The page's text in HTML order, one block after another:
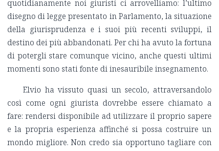
quotidianamente noi giuristi ci arrovelliamo: l’ultimo
disegno di legge presentato in Parlamento, la situazione
della giurisprudenza e i suoi più recenti sviluppi, il
destino dei più abbandonati. Per chi ha avuto la fortuna
di potergli stare comunque vicino, anche questi ultimi
momenti sono stati fonte di inesauribile insegnamento.
Elvio ha vissuto quasi un secolo, attraversandolo
così come ogni giurista dovrebbe essere chiamato a
fare: rendersi disponibile ad utilizzare il proprio sapere
e la propria esperienza affinché si possa costruire un
mondo migliore. Non credo sia opportuno tagliare con